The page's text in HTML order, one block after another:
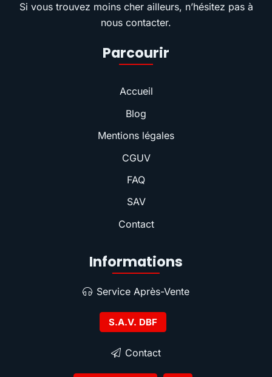
Si vous trouvez moins cher ailleurs, n’hésitez pas à
nous contacter.
Parcourir
Accueil
Blog
Mentions légales
CGUV
FAQ
SAV
Contact
Informations
Service Après-Vente
S.A.V. DBF
Contact